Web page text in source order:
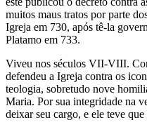
muitos maus tratos por parte
Igreja em 730, após tê-la
Platamo em 733.
Viveu nos séculos VII-VIII.
defendeu a Igreja contra os
teologia, sobretudo nove
Maria. Por sua integridade na
deixar seu cargo, e ele teve